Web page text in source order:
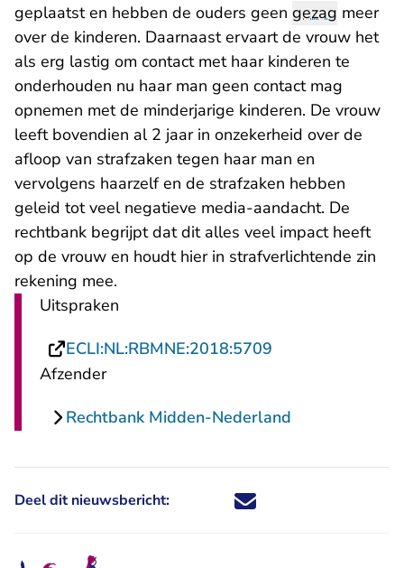
geplaatst en hebben de ouders geen gezag meer
over de kinderen. Daarnaast ervaart de vrouw het
als erg lastig om contact met haar kinderen te
onderhouden nu haar man geen contact mag
opnemen met de minderjarige kinderen. De vrouw
leeft bovendien al 2 jaar in onzekerheid over de
afloop van strafzaken tegen haar man en
vervolgens haarzelf en de strafzaken hebben
geleid tot veel negatieve media-aandacht. De
rechtbank begrijpt dat dit alles veel impact heeft
op de vrouw en houdt hier in strafverlichtende zin
rekening mee.
Uitspraken
ECLI:NL:RBMNE:2018:5709
Afzender
Rechtbank Midden-Nederland
Deel dit nieuwsbericht: Deel dit nieuwsbericht via X -
Deel dit nieuwsbericht via
Deel dit nieuwsbericht
Deel dit